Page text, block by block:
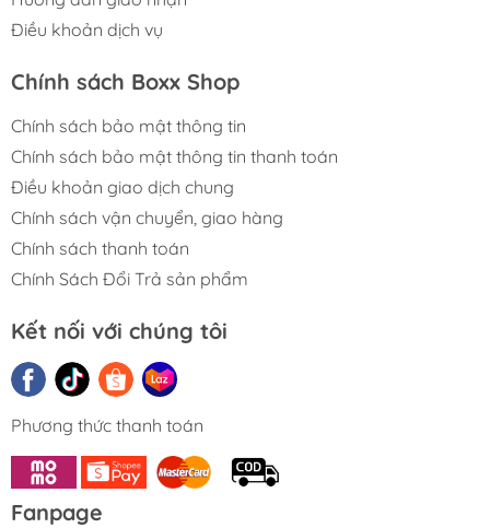
Điều khoản dịch vụ
Chính sách Boxx Shop
Chính sách bảo mật thông tin
Chính sách bảo mật thông tin thanh toán
Điều khoản giao dịch chung
Chính sách vận chuyển, giao hàng
Chính sách thanh toán
Chính Sách Đổi Trả sản phẩm
Kết nối với chúng tôi
Phương thức thanh toán
Fanpage